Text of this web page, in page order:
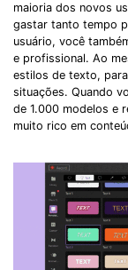
maioria dos novos
gastar tanto tempo
usuário, você
e profissional. Ao
estilos de texto,
situações. Quando
de 1.000 modelos e
muito rico em